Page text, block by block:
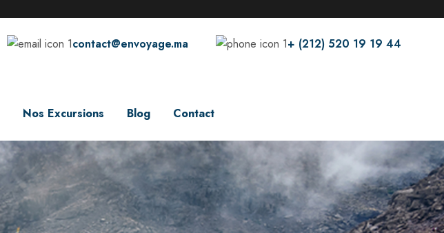
contact@envoyage.ma + (212) 520 19 19 44
Nos Excursions Blog Contact